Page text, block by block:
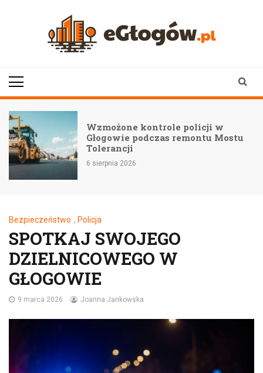
Wzmożone kontrole policji w
Głogowie podczas remontu Mostu
Tolerancji
6 sierpnia 2026
Bezpieczeństwo , Policja
SPOTKAJ SWOJEGO
DZIELNICOWEGO W
GŁOGOWIE
9 marca 2026 Joanna Jankowska